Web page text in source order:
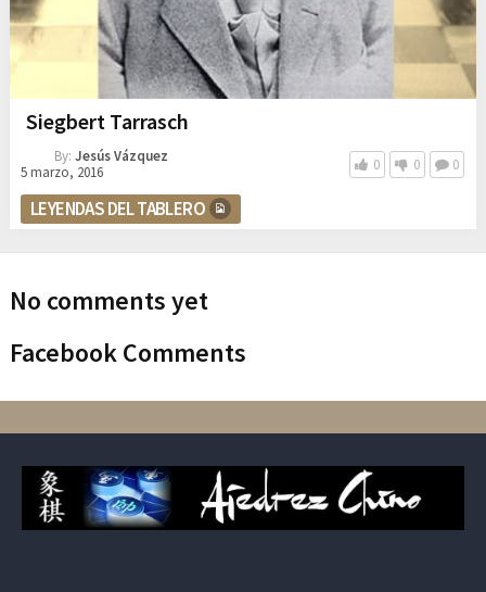
Siegbert Tarrasch
By: Jesús Vázquez
5 marzo, 2016
0 0 0
LEYENDAS DEL TABLERO
No comments yet
Facebook Comments